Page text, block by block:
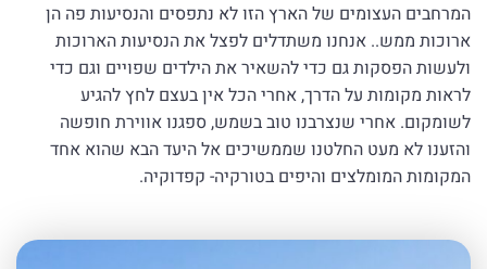
המרחבים העצומים של הארץ הזו לא נתפסים והנסיעות פה הן
ארוכות ממש.. אנחנו משתדלים לפצל את הנסיעות הארוכות
ולעשות הפסקות גם כדי להשאיר את הילדים שפויים וגם כדי
לראות מקומות על הדרך, אחרי הכל אין בעצם לחץ להגיע
לשומקום. אחרי שנצרבנו טוב בשמש, ספגנו אווירת חופשה
והזענו לא מעט החלטנו שממשיכים אל היעד הבא שהוא אחד
המקומות המומלצים והיפים בטורקיה- קפדוקיה.